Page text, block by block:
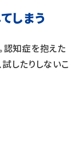
しまう
認知症を抱えた
したりしないこ